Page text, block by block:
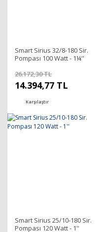
Smart Sirius 32/8-180 Sir.
Pompası 100 Watt - 1¼''
26.172,30 TL
14.394,77 TL
Karşılaştır
Smart Sirius 25/10-180 Sir.
Pompası 120 Watt - 1''